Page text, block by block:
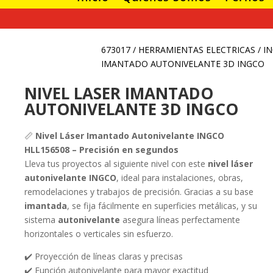
673017 / HERRAMIENTAS ELECTRICAS /
IMANTADO AUTONIVELANTE 3D INGCO
NIVEL LASER IMANTADO
AUTONIVELANTE 3D INGCO
📏 Nivel Láser Imantado Autonivelante INGCO
HLL156508 – Precisión en segundos
Lleva tus proyectos al siguiente nivel con este nivel láser
autonivelante INGCO, ideal para instalaciones, obras,
remodelaciones y trabajos de precisión. Gracias a su base
imantada, se fija fácilmente en superficies metálicas, y su
sistema autonivelante asegura líneas perfectamente
horizontales o verticales sin esfuerzo.
✔️ Proyección de líneas claras y precisas
✔️ Función autonivelante para mayor exactitud